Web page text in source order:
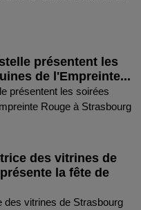
présentent les
de l'Empreinte...
présentent les soirées
Rouge à Strasbourg
des vitrines de
la fête de
des vitrines de Strasbourg